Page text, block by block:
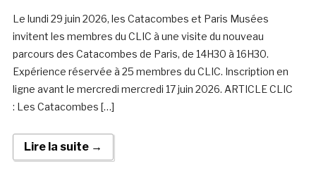
Le lundi 29 juin 2026, les Catacombes et Paris Musées
invitent les membres du CLIC à une visite du nouveau
parcours des Catacombes de Paris, de 14H30 à 16H30.
Expérience réservée à 25 membres du CLIC. Inscription en
ligne avant le mercredi mercredi 17 juin 2026. ARTICLE CLIC
: Les Catacombes […]
Lire la suite →